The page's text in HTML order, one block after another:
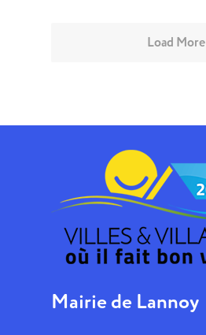
Load More
Mairie de Lannoy